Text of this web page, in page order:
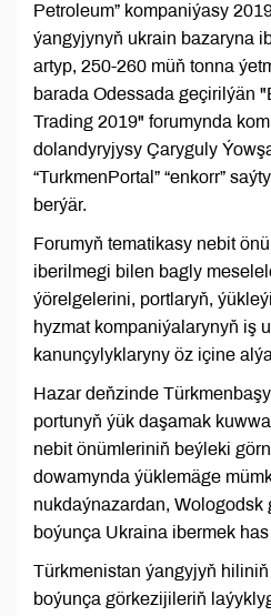
Petroleum” kompaniýasy
ýangyjynyň ukrain bazaryna
artyp, 250-260 müň tonna
barada Odessada geçirilýän
Trading 2019" forumynda
dolandyryjysy Çaryguly
“TurkmenPortal” “enkorr”
berýär.
Forumyň tematikasy nebit
iberilmegi bilen bagly
ýörelgelerini, portlaryň,
hyzmat kompaniýalarynyň iş
kanunçylyklaryny öz içine
Hazar deňzinde
portunyň ýük daşamak
nebit önümleriniň beýleki
dowamynda ýüklemäge
nukdaýnazardan, Wologodsk
boýunça Ukraina ibermek
Türkmenistan ýangyjyň
boýunça görkezijileriň